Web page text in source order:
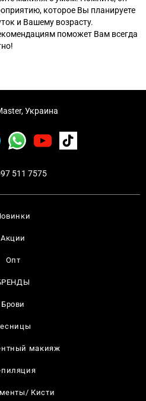
которое Вы планируете
и Вашему возрасту.
поможет Вам всегда
Акции
Опт
Брови
макияж
Кисти
Украина
511 7575